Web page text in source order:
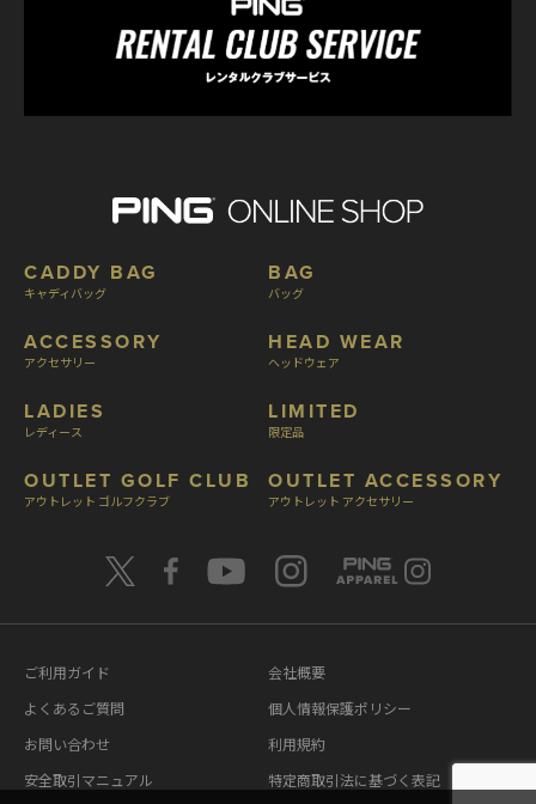
CADDY BAG
キャディバッグ
ACCESSORY
アクセサリー
LADIES
レディース
OUTLET GOLF CLUB
アウトレット ゴルフクラブ
BAG
バッグ
HEAD WEAR
ヘッドウェア
LIMITED
限定品
OUTLET ACCESSORY
アウトレット アクセサリー
ご利用ガイド
よくあるご質問
お問い合わせ
安全取引マニュアル
会社概要
個人情報保護ポリシー
利用規約
特定商取引法に基づく表記